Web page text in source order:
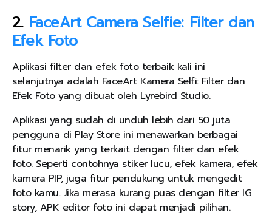
2. FaceArt Camera Selfie: Filter dan
Efek Foto
Aplikasi filter dan efek foto terbaik kali ini
selanjutnya adalah FaceArt Kamera Selfi: Filter dan
Efek Foto yang dibuat oleh Lyrebird Studio.
Aplikasi yang sudah di unduh lebih dari 50 juta
pengguna di Play Store ini menawarkan berbagai
fitur menarik yang terkait dengan filter dan efek
foto. Seperti contohnya stiker lucu, efek kamera, efek
kamera PIP, juga fitur pendukung untuk mengedit
foto kamu. Jika merasa kurang puas dengan filter IG
story, APK editor foto ini dapat menjadi pilihan.